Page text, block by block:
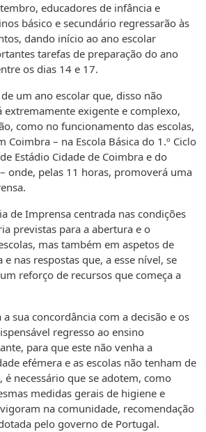
educadores de infância e
básico e secundário regressarão às
dando início ao ano escolar
tarefas de preparação do ano
os dias 14 e 17.
um ano escolar que, disso não
extremamente exigente e complexo,
como no funcionamento das escolas,
Coimbra – na Escola Básica do 1.º Ciclo
Estádio Cidade de Coimbra e do
onde, pelas 11 horas, promoverá uma
de Imprensa centrada nas condições
previstas para a abertura e o
mas também em aspetos de
nas respostas que, a esse nível, se
reforço de recursos que começa a
a sua concordância com a decisão e os
regresso ao ensino
para que este não venha a
efémera e as escolas não tenham de
necessário que se adotem, como
medidas gerais de higiene e
na comunidade, recomendação
pelo governo de Portugal.